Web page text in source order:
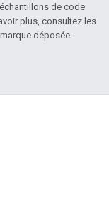
de code
plus, consultez les
déposée